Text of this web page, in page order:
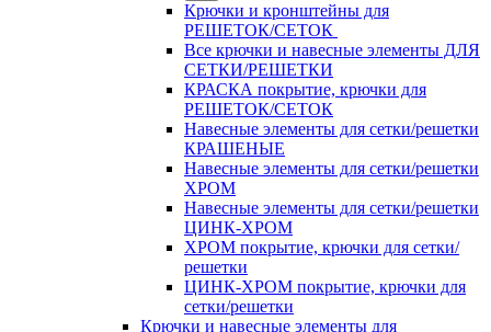
Крючки и кронштейны для
РЕШЕТОК/СЕТОК
Все крючки и навесные элементы ДЛЯ
СЕТКИ/РЕШЕТКИ
КРАСКА покрытие, крючки для
РЕШЕТОК/СЕТОК
Навесные элементы для сетки/решетки
КРАШЕНЫЕ
Навесные элементы для сетки/решетки
ХРОМ
Навесные элементы для сетки/решетки
ЦИНК-ХРОМ
ХРОМ покрытие, крючки для сетки/
решетки
ЦИНК-ХРОМ покрытие, крючки для
сетки/решетки
Крючки и навесные элементы для